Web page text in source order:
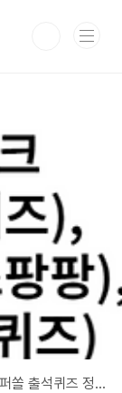
신한 쏠뱅크 쏠야구 쏠퀴즈, 쏠플레이 퀴즈팡팡, 슈퍼쏠 출석퀴즈 정답 3월 23일